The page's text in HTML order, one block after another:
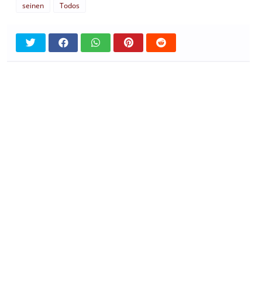
seinen
Todos